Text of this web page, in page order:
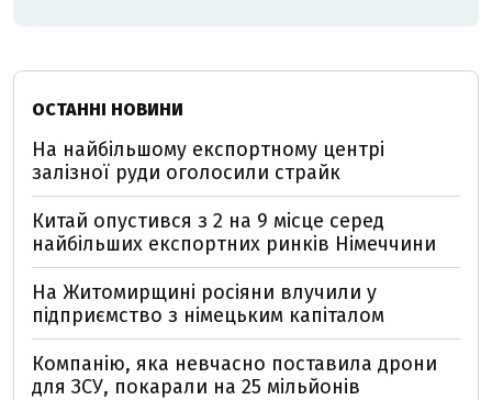
ОСТАННІ НОВИНИ
На найбільшому експортному центрі
залізної руди оголосили страйк
Китай опустився з 2 на 9 місце серед
найбільших експортних ринків Німеччини
На Житомирщині росіяни влучили у
підприємство з німецьким капіталом
Компанію, яка невчасно поставила дрони
для ЗСУ, покарали на 25 мільйонів